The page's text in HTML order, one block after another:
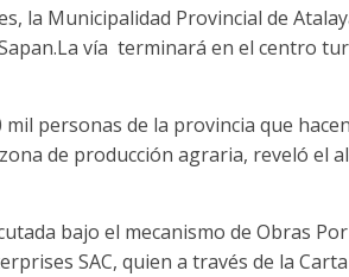
la Municipalidad Provincial de
vía terminará en el centro
personas de la provincia que
de producción agraria, reveló el
bajo el mecanismo de Obras
SAC, quien a través de la